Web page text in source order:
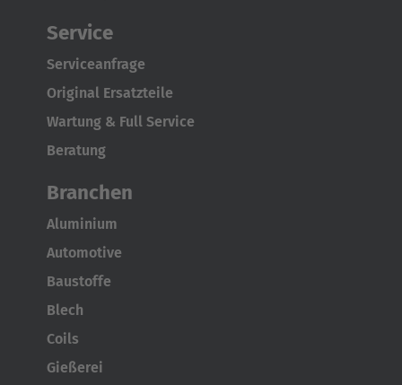
Service
Serviceanfrage
Original Ersatzteile
Wartung & Full Service
Beratung
Branchen
Aluminium
Automotive
Baustoffe
Blech
Coils
Gießerei